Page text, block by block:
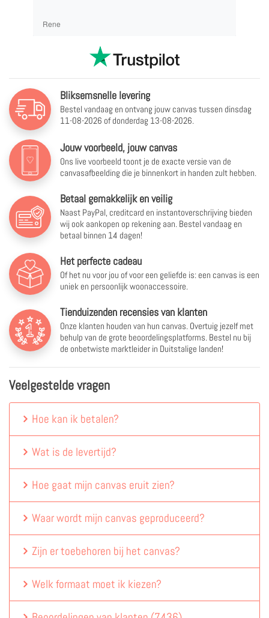
Rene
Bliksemsnelle levering
Bestel vandaag en ontvang jouw canvas tussen dinsdag
11-08-2026 of donderdag 13-08-2026.
Jouw voorbeeld, jouw canvas
Ons live voorbeeld toont je de exacte versie van de
canvasafbeelding die je binnenkort in handen zult hebben.
Betaal gemakkelijk en veilig
Naast PayPal, creditcard en instantoverschrijving bieden
wij ook aankopen op rekening aan. Bestel vandaag en
betaal binnen 14 dagen!
Het perfecte cadeau
Of het nu voor jou of voor een geliefde is: een canvas is een
uniek en persoonlijk woonaccessoire.
Tienduizenden recensies van klanten
Onze klanten houden van hun canvas. Overtuig jezelf met
behulp van de grote beoordelingsplatforms. Bestel nu bij
de onbetwiste marktleider in Duitstalige landen!
Veelgestelde vragen
Hoe kan ik betalen?
Wat is de levertijd?
Hoe gaat mijn canvas eruit zien?
Waar wordt mijn canvas geproduceerd?
Zijn er toebehoren bij het canvas?
Welk formaat moet ik kiezen?